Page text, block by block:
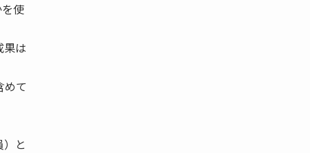
使
は
めて
と